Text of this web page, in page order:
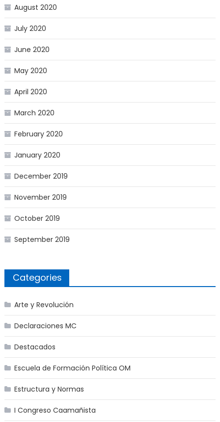
August 2020
July 2020
June 2020
May 2020
April 2020
March 2020
February 2020
January 2020
December 2019
November 2019
October 2019
September 2019
Categories
Arte y Revolución
Declaraciones MC
Destacados
Escuela de Formación Política OM
Estructura y Normas
I Congreso Caamañista